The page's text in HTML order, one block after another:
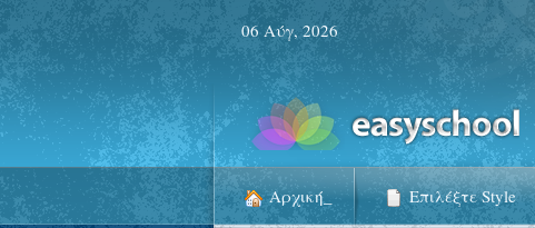
06 Αύγ, 2026
Aρχική_ Επιλέξτε Style